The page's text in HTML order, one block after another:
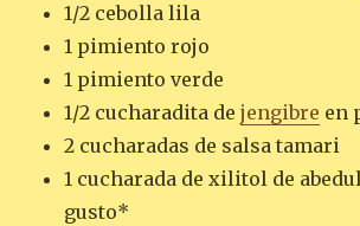
1/2 cebolla lila
1 pimiento rojo
1 pimiento verde
1/2 cucharadita dejengibre en
2 cucharadas de salsa tamari
1 cucharada de xilitol de
gusto*